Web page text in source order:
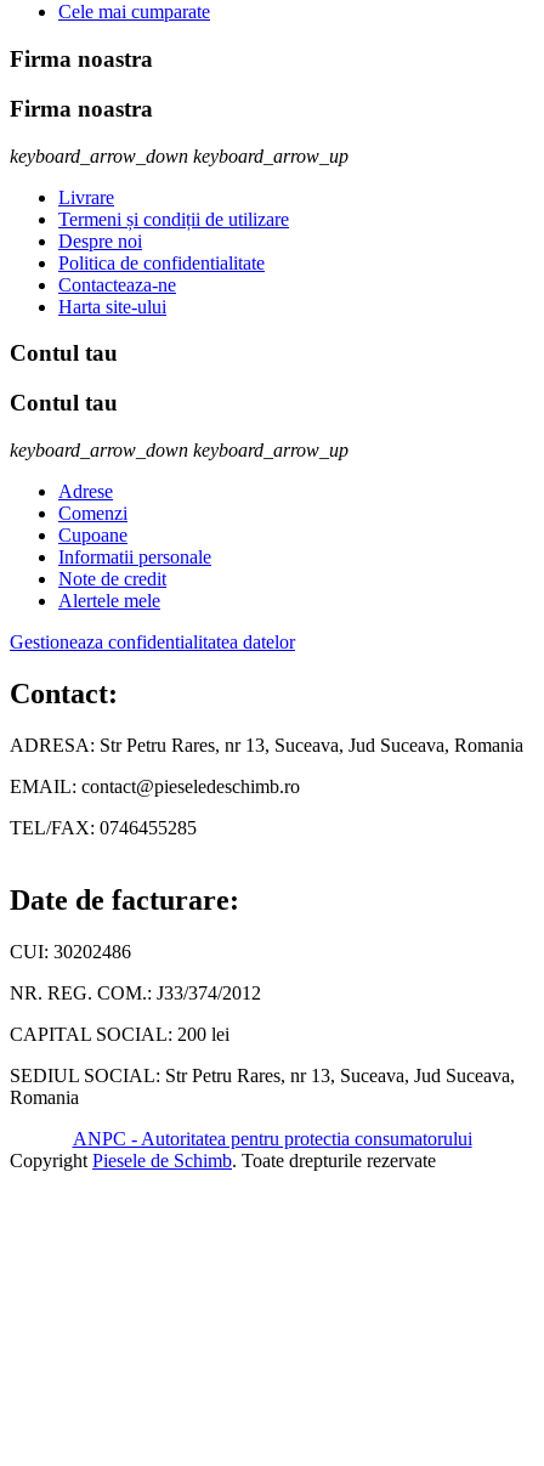
Cele mai cumparate
Firma noastra
Firma noastra
keyboard_arrow_down keyboard_arrow_up
Livrare
Termeni și condiții de utilizare
Despre noi
Politica de confidentialitate
Contacteaza-ne
Harta site-ului
Contul tau
Contul tau
keyboard_arrow_down keyboard_arrow_up
Adrese
Comenzi
Cupoane
Informatii personale
Note de credit
Alertele mele
Gestioneaza confidentialitatea datelor
Contact:
ADRESA: Str Petru Rares, nr 13, Suceava, Jud Suceava, Romania
EMAIL: contact@pieseledeschimb.ro
TEL/FAX: 0746455285
Date de facturare:
CUI: 30202486
NR. REG. COM.: J33/374/2012
CAPITAL SOCIAL: 200 lei
SEDIUL SOCIAL: Str Petru Rares, nr 13, Suceava, Jud Suceava,
Romania
ANPC - Autoritatea pentru protectia consumatorului
Copyright Piesele de Schimb. Toate drepturile rezervate